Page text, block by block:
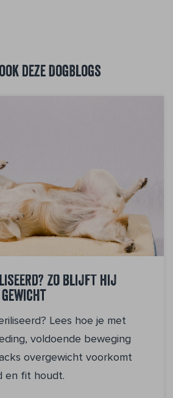
deze DogBlogs
Zo blijft hij
Lees hoe je met
voldoende beweging
overgewicht voorkomt
en fit houdt.